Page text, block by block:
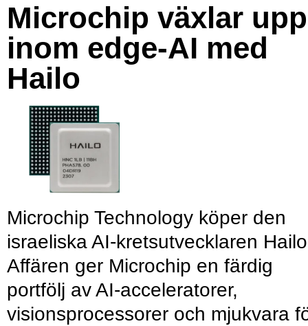
Microchip växlar upp
inom edge-AI med
Hailo
Microchip Technology köper den
israeliska AI-kretsutvecklaren
Affären ger Microchip en färdig
portfölj av AI-acceleratorer,
visionsprocessorer och mjukvara